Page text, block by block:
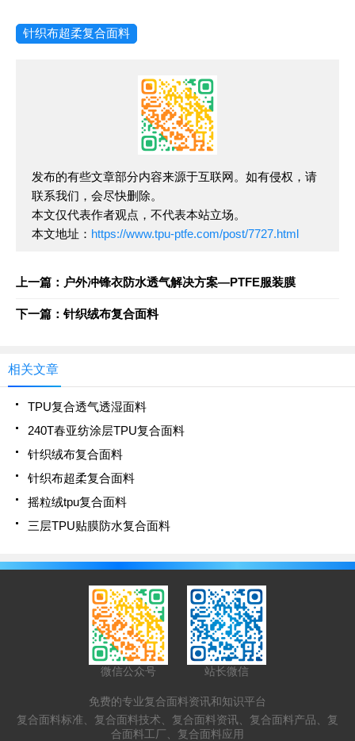
针织布超柔复合面料
发布的有些文章部分内容来源于互联网。如有侵权，请
联系我们，会尽快删除。
本文仅代表作者观点，不代表本站立场。
本文地址： https://www.tpu-ptfe.com/post/7727.html
上一篇：户外冲锋衣防水透气解决方案—PTFE服装膜
下一篇：针织绒布复合面料
相关文章
TPU复合透气透湿面料
240T春亚纺涂层TPU复合面料
针织绒布复合面料
针织布超柔复合面料
摇粒绒tpu复合面料
三层TPU贴膜防水复合面料
微信公众号 站长微信
免费的专业复合面料资讯和知识平台
复合面料标准、复合面料技术、复合面料资讯、复合面料产品、复
合面料工厂、复合面料应用